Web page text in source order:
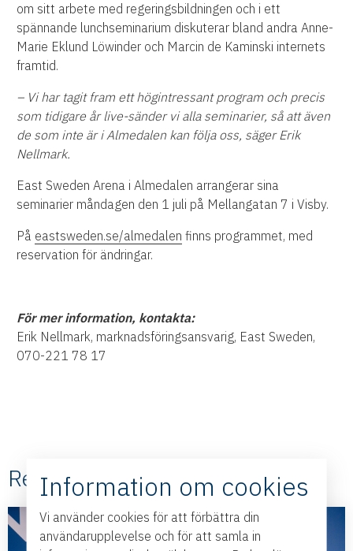
om sitt arbete med regeringsbildningen och i ett
spännande lunchseminarium diskuterar bland andra Anne-
Marie Eklund Löwinder och Marcin de Kaminski internets
framtid.
– Vi har tagit fram ett högintressant program och precis
som tidigare år live-sänder vi alla seminarier, så att även
de som inte är i Almedalen kan följa oss, säger Erik
Nellmark.
East Sweden Arena i Almedalen arrangerar sina
seminarier måndagen den 1 juli på Mellangatan 7 i Visby.
På eastsweden.se/almedalen finns programmet, med
reservation för ändringar.
För mer information, kontakta:
Erik Nellmark, marknadsföringsansvarig, East Sweden,
070-221 78 17
Relaterade #Nyheter
Information om cookies
Vi använder cookies för att förbättra din
användarupplevelse och för att samla in